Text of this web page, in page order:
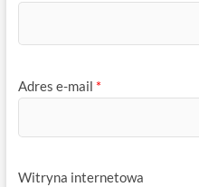
Adres e-mail *
Witryna internetowa